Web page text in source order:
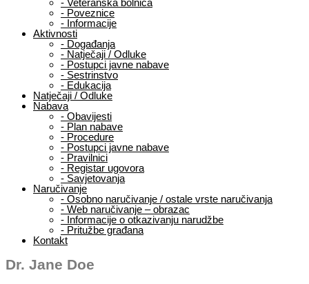
- Veteranska bolnica
- Poveznice
- Informacije
Aktivnosti
- Događanja
- Natječaji / Odluke
- Postupci javne nabave
- Sestrinstvo
- Edukacija
Natječaji / Odluke
Nabava
- Obavijesti
- Plan nabave
- Procedure
- Postupci javne nabave
- Pravilnici
- Registar ugovora
- Savjetovanja
Naručivanje
- Osobno naručivanje / ostale vrste naručivanja
- Web naručivanje – obrazac
- Informacije o otkazivanju narudžbe
- Pritužbe građana
Kontakt
Dr. Jane Doe